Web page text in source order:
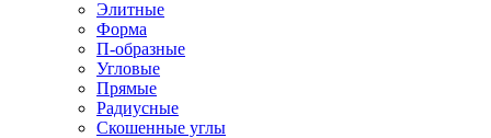
Элитные
Форма
П-образные
Угловые
Прямые
Радиусные
Скошенные углы